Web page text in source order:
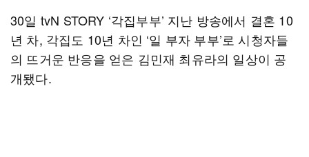
30일 tvN STORY ‘각집부부’ 지난 방송에서 결혼 10
년 차, 각집도 10년 차인 ‘일 부자 부부’로 시청자들
의 뜨거운 반응을 얻은 김민재 최유라의 일상이 공
개됐다.